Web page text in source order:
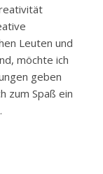
Leuten und
möchte ich
geben
zum Spaß ein